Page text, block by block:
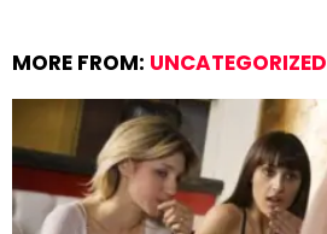
MORE FROM: UNCATEGORIZED